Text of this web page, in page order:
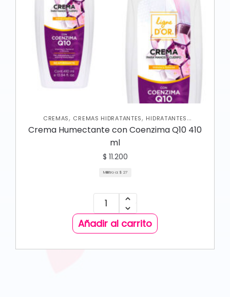
CREMAS, CREMAS HIDRATANTES, HIDRATANTES
CORPORALES
NUEVA COLECCIÓN, SKIN CARE CORPORAL
Crema Humectante con Coenzima Q10 410
ml
$ 11.200
Mililitro a: $ 27
Añadir al carrito